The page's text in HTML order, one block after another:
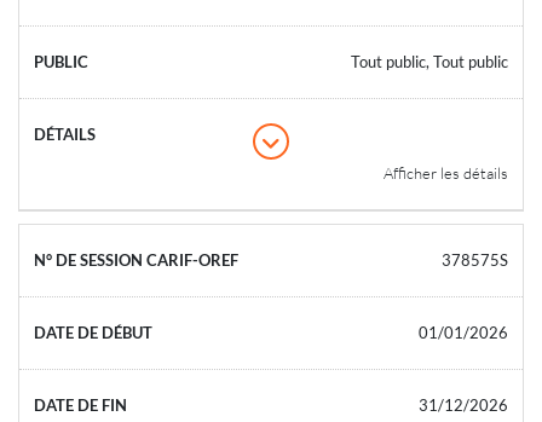
Tout public, Tout public
Afficher les détails
378575S
01/01/2026
31/12/2026